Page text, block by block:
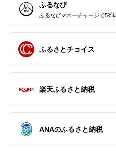
ふるなび
ふるなびマネーチャージで5%
ふるさとチョイス
楽天ふるさと納税
ANAのふるさと納税